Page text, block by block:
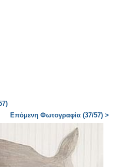
Επόμενη Φωτογραφία (37/57) >